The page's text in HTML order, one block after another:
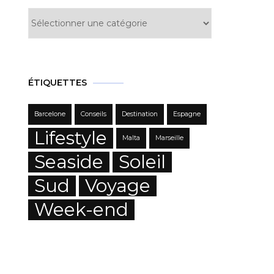
ÉTIQUETTES
Barcelone Conseils Destination Espagne
Lifestyle Malta Marseille
Seaside
Soleil
Sud
Voyage
Week-end